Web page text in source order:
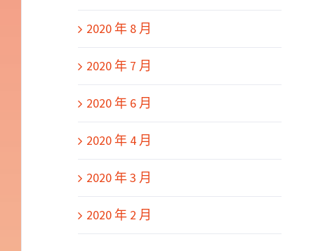
2020 年 8 月
2020 年 7 月
2020 年 6 月
2020 年 4 月
2020 年 3 月
2020 年 2 月